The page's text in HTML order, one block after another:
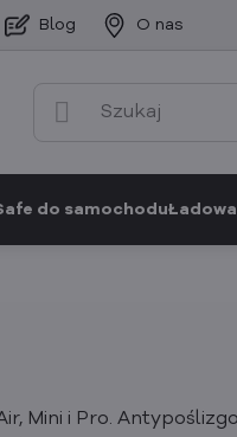
Blog O nas
do samochodu
Mini i Pro.